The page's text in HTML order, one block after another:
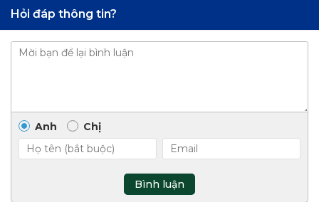
Hỏi đáp thông tin?
Anh Chị
Bình luận